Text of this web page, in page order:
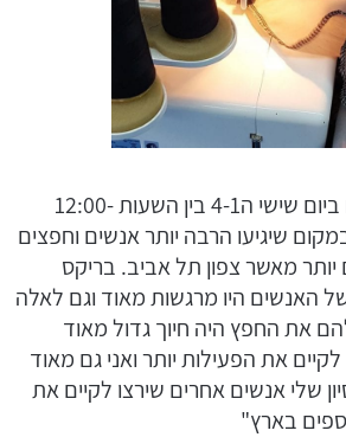
המפגש הבא יתקיים ביום שישי ה4-1 בין השעות 12:00-
במקום שיגיעו הרבה יותר אנשים וחפצים
מאשר צפון תל אביב. בריקס
האנשים היו מרגשות מאוד וגם לאלה
את החפץ היה חיוך גדול מאוד
לקיים את הפעילות יותר ואני גם מאוד
שלי אנשים אחרים שירצו לקיים את
בארץ"